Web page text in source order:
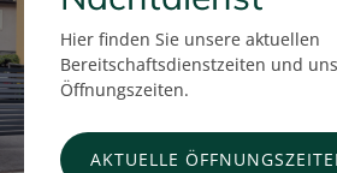
Hier finden Sie unsere aktuellen
Bereitschaftsdienstzeiten und
Öffnungszeiten.
AKTUELLE